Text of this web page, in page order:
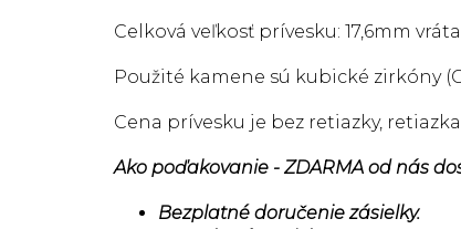
Celková veľkosť prívesku: 17,6mm
Použité kamene sú kubické zirkóny
Cena prívesku je bez retiazky,
Ako poďakovanie - ZDARMA od nás
Bezplatné doručenie zásielky.